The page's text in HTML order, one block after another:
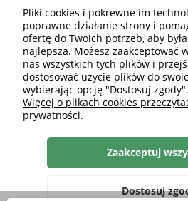
PLN PL
Pliki cookies i pokrewne im
poprawne działanie strony i
ofertę do Twoich potrzeb, aby
najlepsza. Możesz zaakceptować
nas wszystkich tych plików i
dostosować użycie plików do
wybierając opcję "Dostosuj zgody".
Więcej o plikach cookies
prywatności.
Dostosuj
Zaakceptuj